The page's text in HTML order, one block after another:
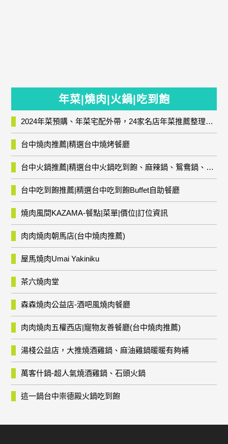
年菜|燒肉|火鍋|吃到飽
2024年菜預購、年菜宅配外帶，24家名店年菜推薦整理，圍爐輕鬆上菜團圓趣
台中燒肉推薦|精選台中燒烤餐廳
台中火鍋推薦|精選台中火鍋吃到飽、麻辣鍋、鴛鴦鍋、石頭火鍋、酸菜白肉鍋、海鮮鍋、燒酒雞、麻油雞、壽喜燒等熱門人氣火鍋店!
台中吃到飽推薦|精選台中吃到飽Buffet自助餐廳
燒肉風間KAZAMA-餐點|菜單|價位|訂位資訊
肉肉燒肉朝馬店(台中燒肉推薦)
屋馬燒肉Umai Yakiniku
茶六燒肉堂
森森燒肉公益店-酒吧風燒肉餐廳
肉肉燒肉五權西店|寵物友善餐廳(台中燒肉推薦)
湯棧公益店，大推燒酒雞鍋、麻油雞鍋暖暖有夠補
萬客什鍋-超人氣燒酒雞鍋、石頭火鍋
這一鍋台中崇德殿火鍋吃到飽